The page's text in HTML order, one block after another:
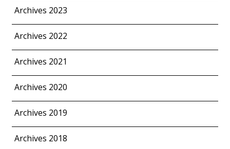
Archives 2023
Archives 2022
Archives 2021
Archives 2020
Archives 2019
Archives 2018